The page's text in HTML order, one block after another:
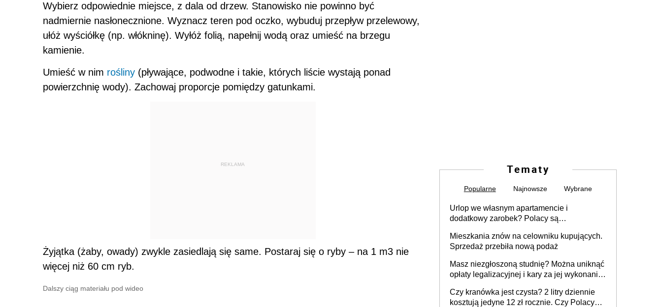
Wybierz odpowiednie miejsce, z dala od drzew. Stanowisko nie powinno być
nadmiernie nasłonecznione. Wyznacz teren pod oczko, wybuduj przepływ przelewowy,
ułóż wyściółkę (np. włókninę). Wyłóż folią, napełnij wodą oraz umieść na brzegu
kamienie.
Umieść w nim rośliny (pływające, podwodne i takie, których liście wystają ponad
powierzchnię wody). Zachowaj proporcje pomiędzy gatunkami.
Żyjątka (żaby, owady) zwykle zasiedlają się same. Postaraj się o ryby – na 1 m3 nie
więcej niż 60 cm ryb.
Dalszy ciąg materiału pod wideo
Tematy
Popularne Najnowsze Wybrane
Urlop we własnym apartamencie i
dodatkowy zarobek? Polacy są
Mieszkania znów na celowniku kupujących.
Sprzedaż przebiła nową podaż
Masz niezgłoszoną studnię? Można uniknąć
opłaty legalizacyjnej i kary za jej wykonanie,
Czy kranówka jest czysta? 2 litry dziennie
kosztują jedyne 12 zł rocznie. Czy Polacy